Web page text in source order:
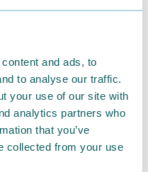
and ads, to
to analyse our traffic.
your use of our site with
analytics partners who
that you’ve
collected from your use
ンの世界が魅力。ふ
メゾンオリジナル】